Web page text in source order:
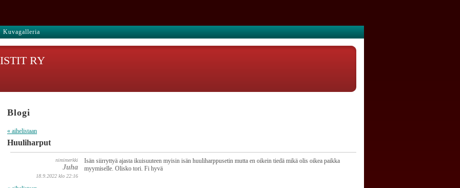
Kuvagalleria
RY
Blogi
« aihelistaan
Huuliharput
nimimerkki
Juha
18.9.2022 klo 22:16
Isän siirryttyä ajasta ikuisuuteen myisin isän huuliharppusetin mutta en oikein tiedä mikä olis oikea paikka
myymiselle. Olisko tori. Fi hyvä